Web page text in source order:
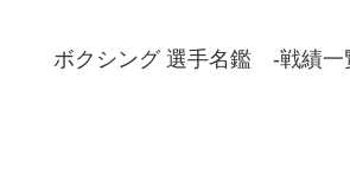
ボクシング 選手名鑑 -戦績一